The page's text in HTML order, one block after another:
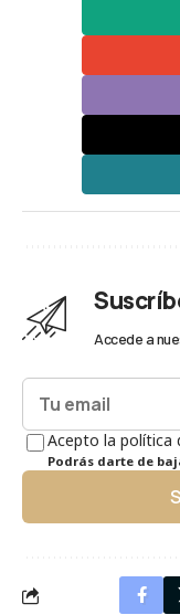
Accede a
Acepto la política
Podrás darte de